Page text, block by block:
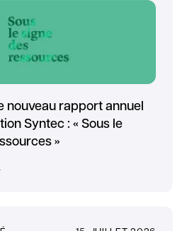
nouveau rapport annuel
Syntec : « Sous le
»